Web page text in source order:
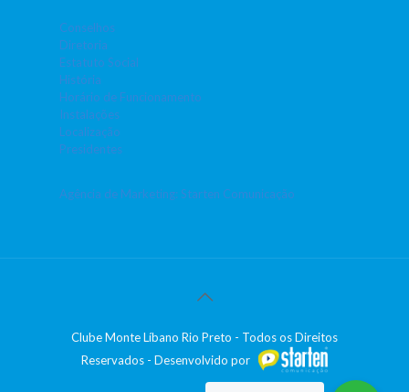
Conselhos
Diretoria
Estatuto Social
História
Horário de Funcionamento
Instalações
Localização
Presidentes
Agência de Marketing: Starten Comunicação
Clube Monte Líbano Rio Preto - Todos os Direitos
Reservados - Desenvolvido por